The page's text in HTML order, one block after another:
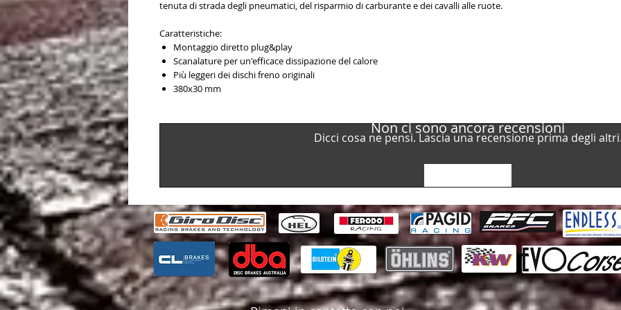
tenuta di strada degli pneumatici, del risparmio di carburante e dei cavalli alle ruote.
Caratteristiche:
Montaggio diretto plug&play
Scanalature per un'efficace dissipazione del calore
Più leggeri dei dischi freno originali
380x30 mm
Non ci sono ancora recensioni
Dicci cosa ne pensi. Lascia una recensione prima degli